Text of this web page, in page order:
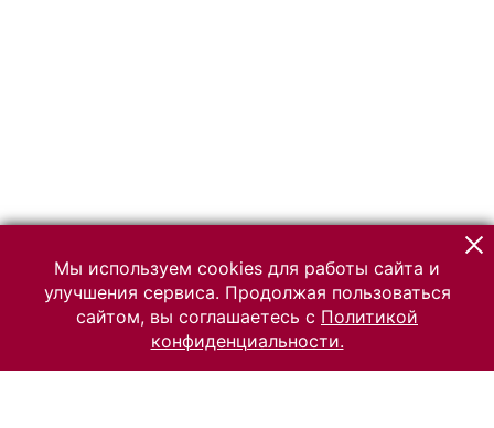
Мы используем cookies для работы сайта и
улучшения сервиса. Продолжая пользоваться
сайтом, вы соглашаетесь с Политикой
конфиденциальности.